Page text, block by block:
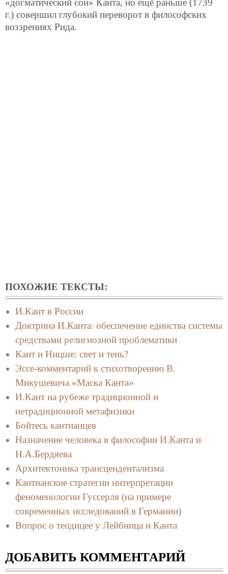
«догматический сон» Канта, но ещё раньше (1739
г.) совершил глубокий переворот в философских
воззрениях Рида.
ПОХОЖИЕ ТЕКСТЫ:
И.Кант в России
Доктрина И.Канта: обеспечение единства системы
средствами религиозной проблематики
Кант и Ницше: свет и тень?
Эссе-комментарий к стихотворению В.
Микушевича «Маска Канта»
И.Кант на рубеже традиционной и
нетрадиционной метафизики
Бойтесь кантианцев
Назначение человека в философии И.Канта и
Н.А.Бердяева
Архитектоника трансцендентализма
Кантианские стратегии интерпретации
феноменологии Гуссерля (на примере
современных исследований в Германии)
Вопрос о теодицее у Лейбница и Канта
ДОБАВИТЬ КОММЕНТАРИЙ